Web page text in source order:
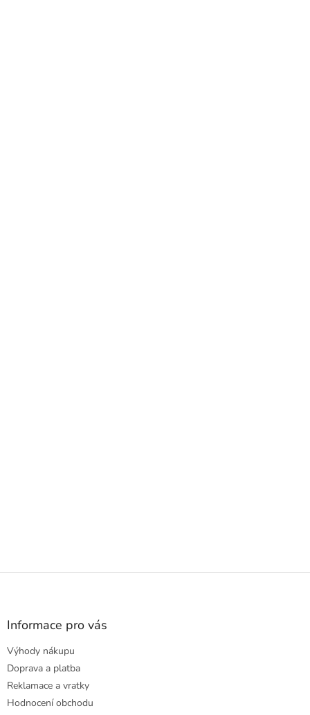
Z
Informace pro vás
Výhody nákupu
Doprava a platba
Reklamace a vratky
Hodnocení obchodu